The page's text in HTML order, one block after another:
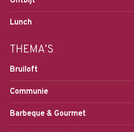
Lunch
THEMA’S
Bruiloft
Communie
Barbeque & Gourmet